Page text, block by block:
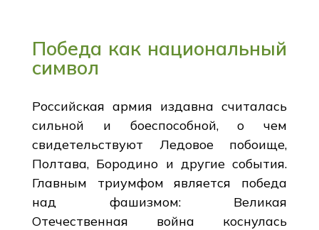
Победа как национальный
символ
Российская армия издавна считалась
сильной и боеспособной, о чем
свидетельствуют Ледовое побоище,
Полтава, Бородино и другие события.
Главным триумфом является победа
над фашизмом: Великая
Отечественная война коснулась